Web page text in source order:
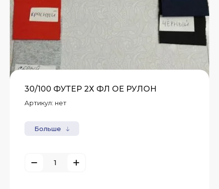
30/100 ФУТЕР 2Х ФЛ ОЕ РУЛОН
Артикул: нет
Больше